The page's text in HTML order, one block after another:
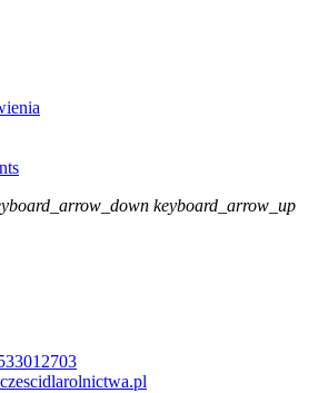
keyboard_arrow_up